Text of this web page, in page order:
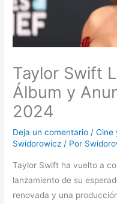
Taylor Swift
Álbum y
2024
Deja un comentario /Cine
Swidorowicz / Por
Taylor Swift ha vuelto a
lanzamiento de su
renovada y una